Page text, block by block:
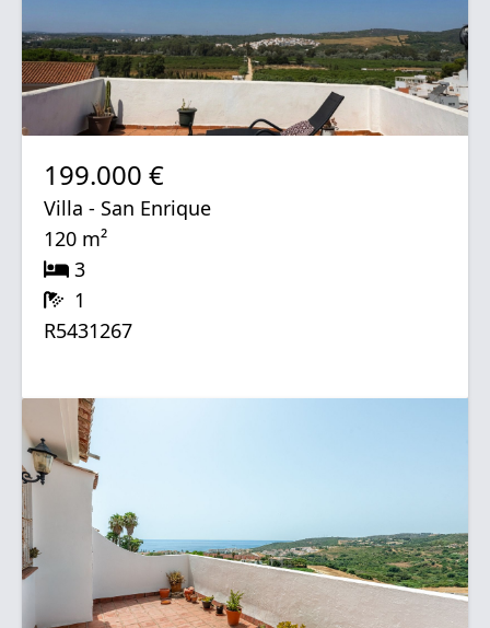
199.000 €
Villa - San Enrique
120 m²
3
1
R5431267